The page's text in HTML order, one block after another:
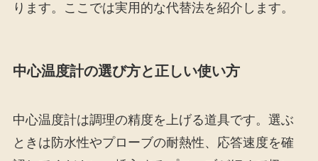
ります。ここでは実用的な代替法を紹介します。
中心温度計の選び方と正しい使い方
中心温度計は調理の精度を上げる道具です。選ぶ
ときは防水性やプローブの耐熱性、応答速度を確